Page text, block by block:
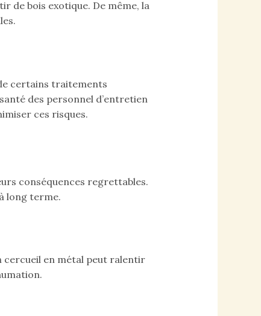
de bois exotique. De même, la
certains traitements
des personnel d’entretien
ces risques.
conséquences regrettables.
long terme.
cercueil en métal peut ralentir